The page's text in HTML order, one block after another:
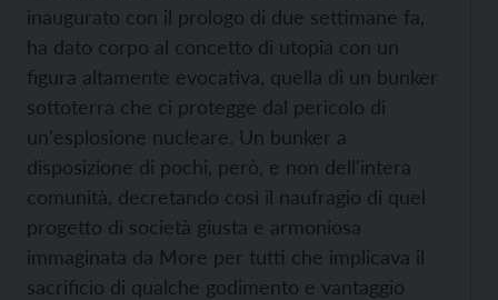
inaugurato con il prologo di due settimane fa,
ha dato corpo al concetto di utopia con un
figura altamente evocativa, quella di un bunker
sottoterra che ci protegge dal pericolo di
un'esplosione nucleare. Un bunker a
disposizione di pochi, però, e non dell'intera
comunità, decretando così il naufragio di quel
progetto di società giusta e armoniosa
immaginata da More per tutti che implicava il
sacrificio di qualche godimento e vantaggio